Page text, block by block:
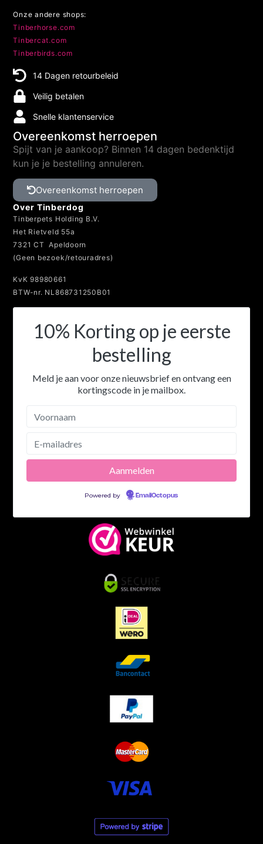
Onze andere shops:
Tinberhorse.com
Tinbercat.com
Tinberbirds.com
14 Dagen retourbeleid
Veilig betalen
Snelle klantenservice
Overeenkomst herroepen
Spijt van je aankoop? Binnen 14 dagen bedenktijd
kun je je bestelling annuleren.
Overeenkomst herroepen
Over Tinberdog
Tinberpets Holding B.V.
Het Rietveld 55a
7321 CT Apeldoorn
(Geen bezoek/retouradres)
KvK 98980661
BTW-nr. NL868731250B01
10% Korting op je eerste
bestelling
Meld je aan voor onze nieuwsbrief en ontvang een
kortingscode in je mailbox.
Powered by EmailOctopus